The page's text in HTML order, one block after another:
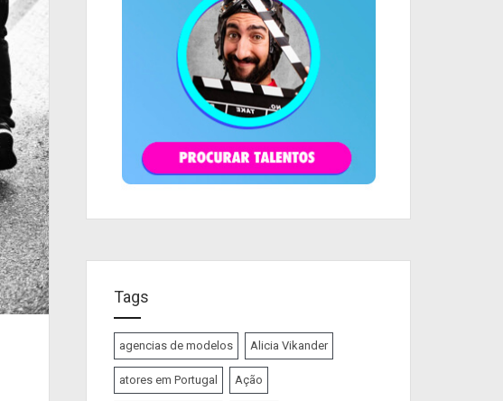
Tags
agencias de modelos Alicia Vikander
atores em Portugal Ação